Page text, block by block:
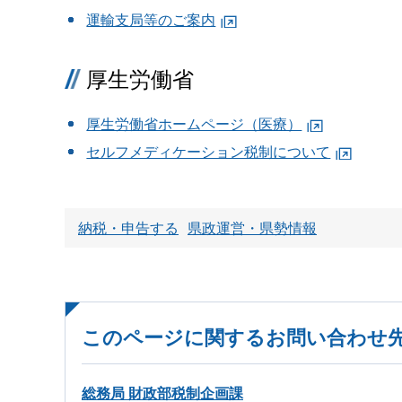
運輸支局等のご案内
厚生労働省
厚生労働省ホームページ（医療）
セルフメディケーション税制について
納税・申告する 県政運営・県勢情報
このページに関するお問い合わせ
総務局 財政部税制企画課